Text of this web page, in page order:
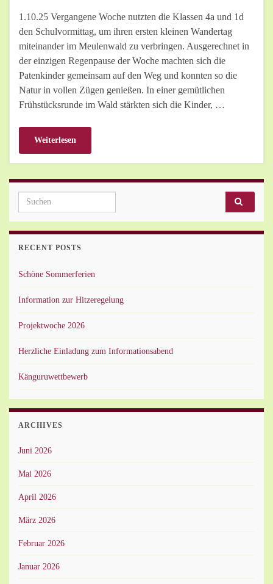
1.10.25 Vergangene Woche nutzten die Klassen 4a und 1d
den Schulvormittag, um ihren ersten kleinen Wandertag
miteinander im Meulenwald zu verbringen. Ausgerechnet in
der einzigen Regenpause der Woche machten sich die
Patenkinder gemeinsam auf den Weg und konnten so die
Natur in vollen Zügen genießen. In einer gemütlichen
Frühstücksrunde im Wald stärkten sich die Kinder, …
Weiterlesen
Search for:
RECENT POSTS
Schöne Sommerferien
Information zur Hitzeregelung
Projektwoche 2026
Herzliche Einladung zum Informationsabend
Känguruwettbewerb
ARCHIVES
Juni 2026
Mai 2026
April 2026
März 2026
Februar 2026
Januar 2026